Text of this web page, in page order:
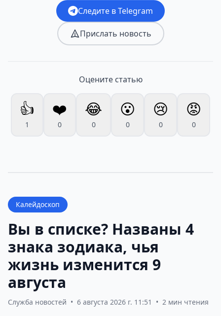
Следите в Telegram
Прислать новость
Оцените статью
👍
1
❤️
0
😂
0
😮
0
😢
0
😡
0
Калейдоскоп
Вы в списке? Названы 4
знака зодиака, чья
жизнь изменится 9
августа
Служба новостей • 6 августа 2026 г. 11:51 • 2 мин чтения